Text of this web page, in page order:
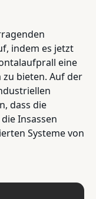
indem es jetzt
eine
bieten. Auf der
dass die
Insassen
Systeme von